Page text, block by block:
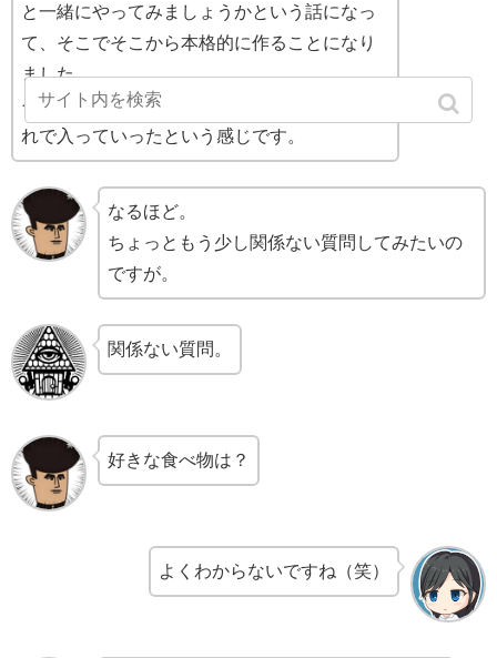
と一緒にやってみましょうかという話になっ
て、そこでそこから本格的に作ることになり
ました。
その案件がCocos2d-xだったんですけど、そ
れで入っていったという感じです。
なるほど。
ちょっともう少し関係ない質問してみたいの
ですが。
関係ない質問。
好きな食べ物は？
よくわからないですね（笑）